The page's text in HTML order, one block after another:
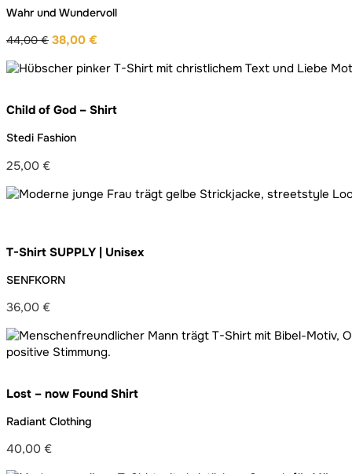
Wahr und Wundervoll
44,00€
Preis
44,00 €
38,00 €
Preis
38,00 €.
Child of God – Shirt
Stedi Fashion
25,00 €
T-Shirt SUPPLY | Unisex
SENFKORN
36,00 €
Lost – now Found Shirt
Radiant Clothing
40,00 €